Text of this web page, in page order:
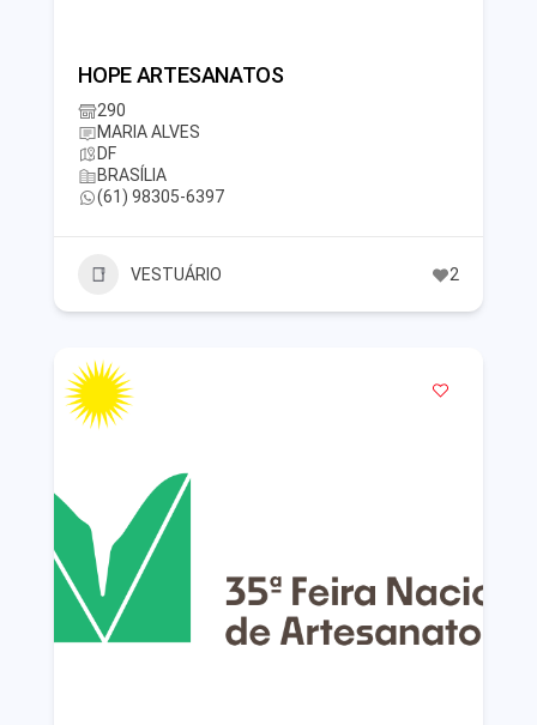
HOPE ARTESANATOS
290
MARIA ALVES
DF
BRASÍLIA
(61) 98305-6397
VESTUÁRIO 2